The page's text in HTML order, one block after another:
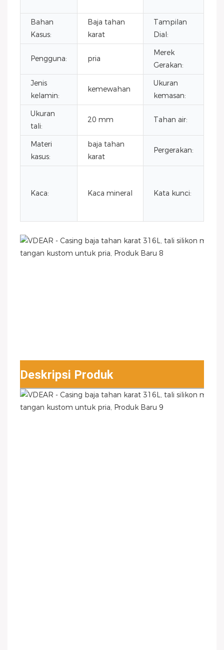
Bahan
Kasus:
Baja tahan
karat
Tampilan
Dial:
Pengguna: pria
Merek
Gerakan:
Jenis
kelamin:
kemewahan
Ukuran
kemasan:
Ukuran
tali:
20 mm Tahan air:
Materi
kasus:
baja tahan
karat
Pergerakan:
Kaca: Kaca mineral Kata kunci:
Deskripsi Produk